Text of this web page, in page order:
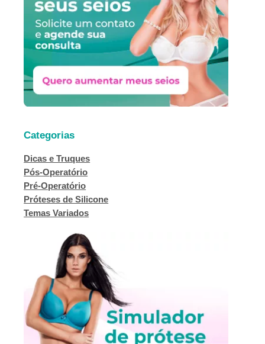
Categorias
Dicas e Truques
Pós-Operatório
Pré-Operatório
Próteses de Silicone
Temas Variados